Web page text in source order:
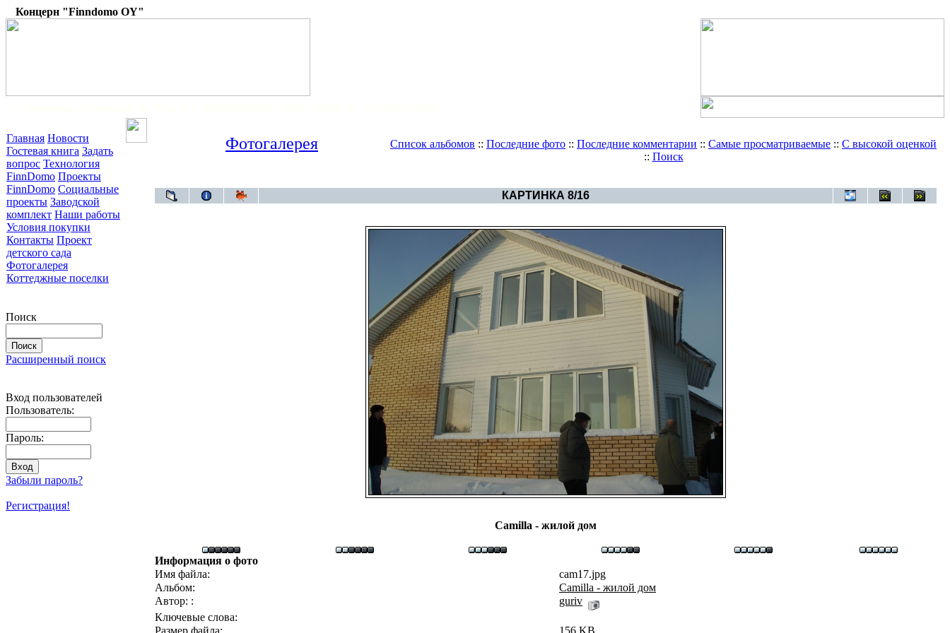
Концерн "Finndomo OY"
Главная Новости
Гостевая книга Задать
вопрос Технология
FinnDomo Проекты
FinnDomo Социальные
проекты Заводской
комплект Наши работы
Условия покупки
Контакты Проект
детского сада
Фотогалерея
Коттеджные поселки
Поиск
Расширенный поиск
Вход пользователей
Пользователь:
Пароль:
Забыли пароль?
Регистрация!
Фотогалерея Список альбомов :: Последние фото :: Последние комментарии :: Самые просматриваемые :: С высокой оценкой
:: Поиск
КАРТИНКА 8/16
Camilla - жилой дом
Информация о фото
Имя файла:
cam17.jpg
Альбом:
Camilla - жилой дом
Автор: :
guriv
Ключевые слова:
Размер файла:
156 KB